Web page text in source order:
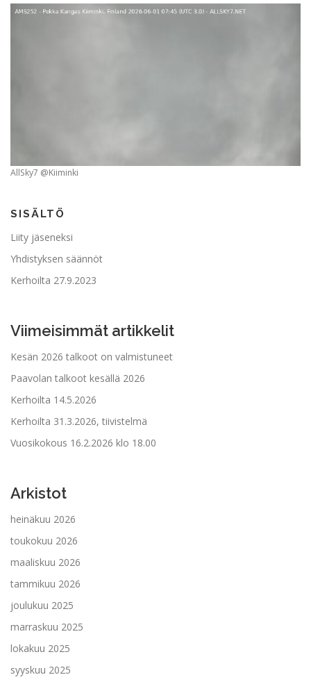
AllSky7 @Kiiminki
SISÄLTÖ
Liity jäseneksi
Yhdistyksen säännöt
Kerhoilta 27.9.2023
Viimeisimmät artikkelit
Kesän 2026 talkoot on valmistuneet
Paavolan talkoot kesällä 2026
Kerhoilta 14.5.2026
Kerhoilta 31.3.2026, tiivistelmä
Vuosikokous 16.2.2026 klo 18.00
Arkistot
heinäkuu 2026
toukokuu 2026
maaliskuu 2026
tammikuu 2026
joulukuu 2025
marraskuu 2025
lokakuu 2025
syyskuu 2025